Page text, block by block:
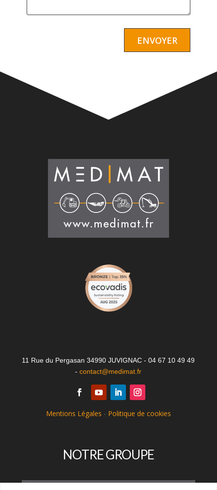
11 Rue du Pergasan 34990 JUVIGNAC - 04 67 10 49 49
-contact@medimat.fr
Mentions Légales - Politique de cookies
NOTRE GROUPE